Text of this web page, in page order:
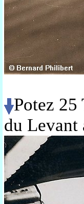
Potez 25
du Levant